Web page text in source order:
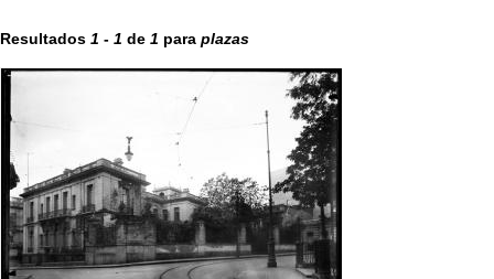
Resultados 1 - 1 de 1 para plazas